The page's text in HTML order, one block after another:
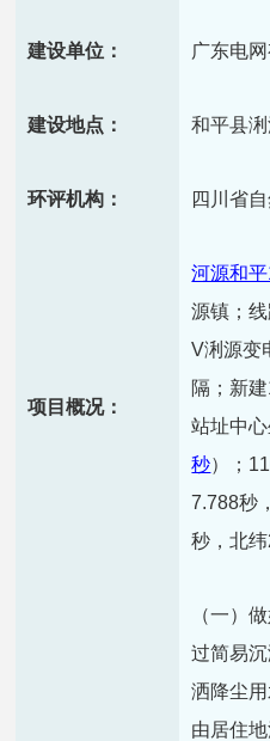
建设单位： 广东电
建设地点： 和平县
环评机构： 四川省
项目概况：
河源和
源镇；
V浰源变
隔；新
站址中
秒）；
7.788秒
秒，北
（一）
过简易
洒降尘
由居住